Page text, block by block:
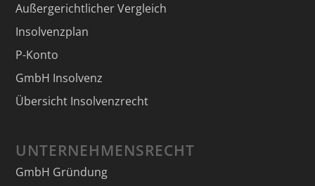
Außergerichtlicher Vergleich
Insolvenzplan
P-Konto
GmbH Insolvenz
Übersicht Insolvenzrecht
UNTERNEHMENSRECHT
GmbH Gründung